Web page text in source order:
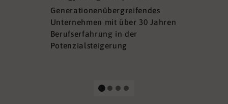
Generationenübergreifendes
Unternehmen mit über 30 Jahren
Berufserfahrung in der
Potenzialsteigerung